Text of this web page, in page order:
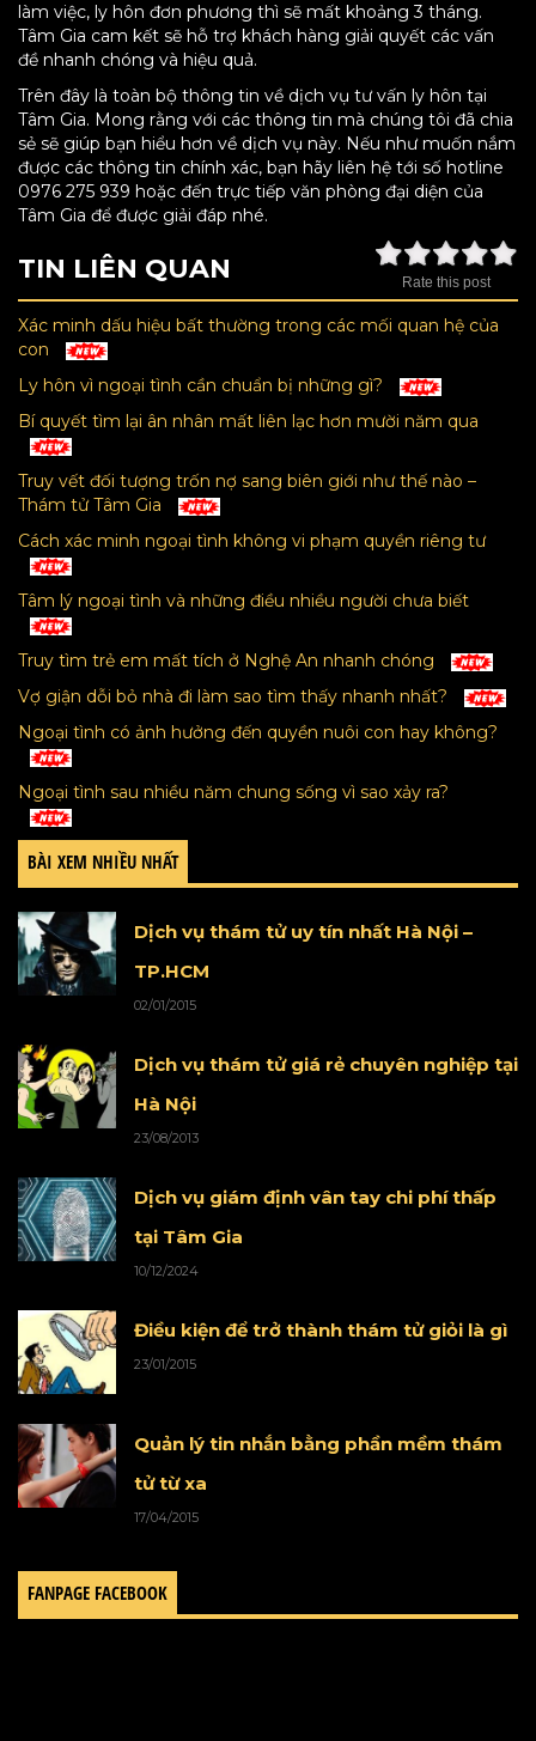
làm việc, ly hôn đơn phương thì sẽ mất khoảng 3 tháng.
Tâm Gia cam kết sẽ hỗ trợ khách hàng giải quyết các vấn
đề nhanh chóng và hiệu quả.
Trên đây là toàn bộ thông tin về dịch vụ tư vấn ly hôn tại
Tâm Gia. Mong rằng với các thông tin mà chúng tôi đã chia
sẻ sẽ giúp bạn hiểu hơn về dịch vụ này. Nếu như muốn nắm
được các thông tin chính xác, bạn hãy liên hệ tới số hotline
0976 275 939 hoặc đến trực tiếp văn phòng đại diện của
Tâm Gia để được giải đáp nhé.
Rate this post
TIN LIÊN QUAN
Xác minh dấu hiệu bất thường trong các mối quan hệ của
con
Ly hôn vì ngoại tình cần chuẩn bị những gì?
Bí quyết tìm lại ân nhân mất liên lạc hơn mười năm qua
Truy vết đối tượng trốn nợ sang biên giới như thế nào –
Thám tử Tâm Gia
Cách xác minh ngoại tình không vi phạm quyền riêng tư
Tâm lý ngoại tình và những điều nhiều người chưa biết
Truy tìm trẻ em mất tích ở Nghệ An nhanh chóng
Vợ giận dỗi bỏ nhà đi làm sao tìm thấy nhanh nhất?
Ngoại tình có ảnh hưởng đến quyền nuôi con hay không?
Ngoại tình sau nhiều năm chung sống vì sao xảy ra?
BÀI XEM NHIỀU NHẤT
Dịch vụ thám tử uy tín nhất Hà Nội –
TP.HCM
02/01/2015
Dịch vụ thám tử giá rẻ chuyên nghiệp tại
Hà Nội
23/08/2013
Dịch vụ giám định vân tay chi phí thấp
tại Tâm Gia
10/12/2024
Điều kiện để trở thành thám tử giỏi là gì
23/01/2015
Quản lý tin nhắn bằng phần mềm thám
tử từ xa
17/04/2015
FANPAGE FACEBOOK